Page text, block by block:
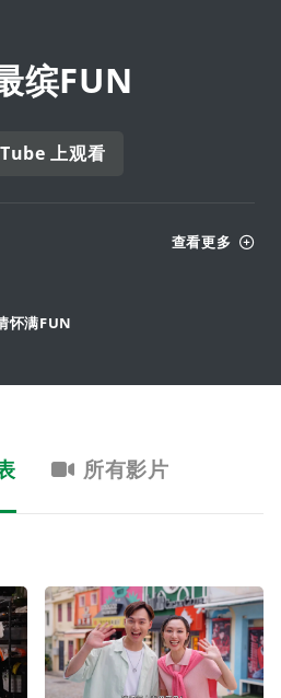
缤FUN
上观看
查看更多
怀满FUN
所有影片